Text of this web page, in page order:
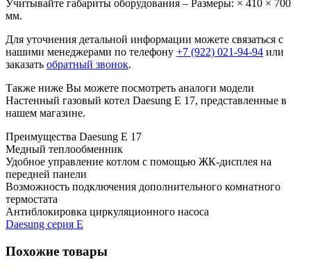
Учитывайте габариты оборудования – Размеры: × 410 × 700
мм.
Для уточнения детальной информации можете связаться с
нашими менеджерами по телефону +7 (922) 021-94-94 или
заказать обратный звонок.
Также ниже Вы можете посмотреть аналоги модели
Настенный газовый котел Daesung Е 17, представленные в
нашем магазине.
Преимущества Daesung Е 17
Медный теплообменник
Удобное управление котлом с помощью ЖК-дисплея на
передней панели
Возможность подключения дополнительного комнатного
термостата
Антиблокировка циркуляционного насоса
Daesung серия Е
Похожие товары